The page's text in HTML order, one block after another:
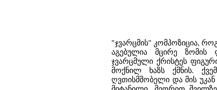
"ჯვარცმის" კომპოზიცია,
აგებულია მცირე ზომის
ჯვარცმული ქრისტეს
მოქნილ ხაზს ქმნის.
ღვთისმშობელი და მის